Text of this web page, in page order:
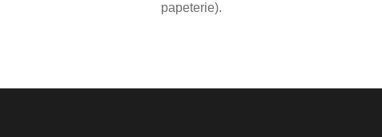
papeterie).